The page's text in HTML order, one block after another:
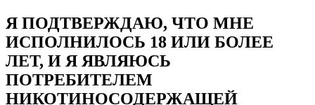
Я ПОДТВЕРЖДАЮ, ЧТО МНЕ
ИСПОЛНИЛОСЬ 18 ИЛИ БОЛЕЕ
ЛЕТ, И Я ЯВЛЯЮСЬ
ПОТРЕБИТЕЛЕМ
НИКОТИНОСОДЕРЖАЩЕЙ